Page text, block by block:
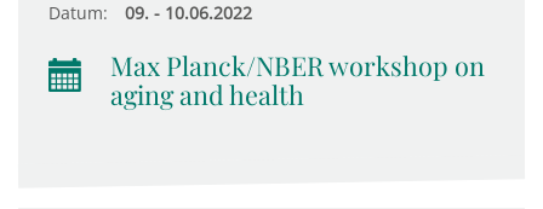
Datum: 09. - 10.06.2022
Max Planck/NBER workshop on
aging and health